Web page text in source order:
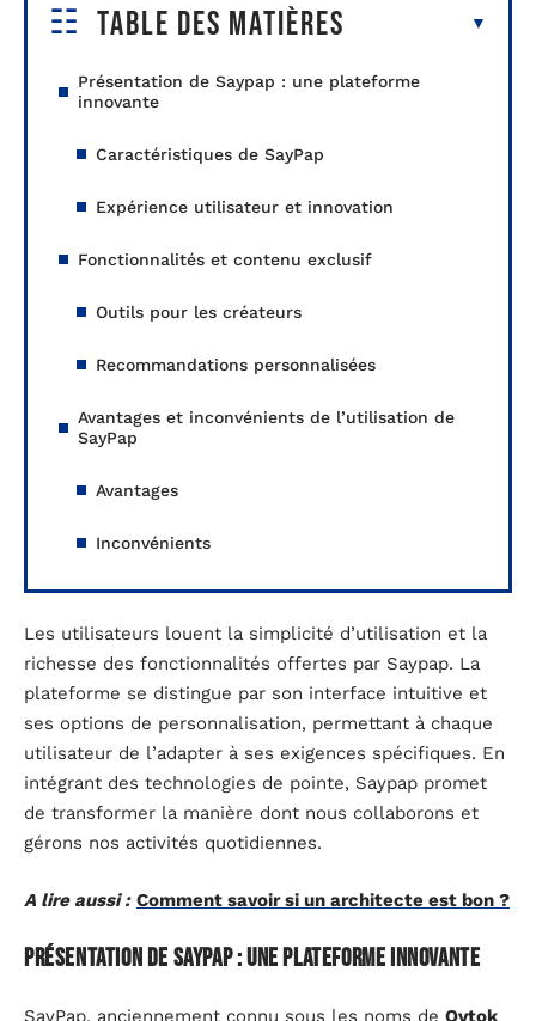
Table des matières
Présentation de Saypap : une plateforme
innovante
Caractéristiques de SayPap
Expérience utilisateur et innovation
Fonctionnalités et contenu exclusif
Outils pour les créateurs
Recommandations personnalisées
Avantages et inconvénients de l’utilisation de
SayPap
Avantages
Inconvénients
Les utilisateurs louent la simplicité d’utilisation et la
richesse des fonctionnalités offertes par Saypap. La
plateforme se distingue par son interface intuitive et
ses options de personnalisation, permettant à chaque
utilisateur de l’adapter à ses exigences spécifiques. En
intégrant des technologies de pointe, Saypap promet
de transformer la manière dont nous collaborons et
gérons nos activités quotidiennes.
A lire aussi : Comment savoir si un architecte est bon ?
Présentation de Saypap : une plateforme innovante
SayPap, anciennement connu sous les noms de Ovtok